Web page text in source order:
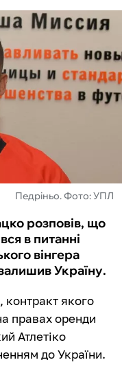
Педріньо. Фото: УПЛ
розповів, що
в питанні
вінгера
Україну.
контракт якого
правах оренди
Атлетіко
до України.